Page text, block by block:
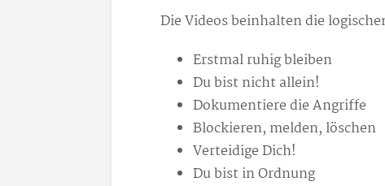
Die Videos beinhalten die
Erstmal ruhig bleiben
Du bist nicht allein!
Dokumentiere die Angriffe
Blockieren, melden, löschen
Verteidige Dich!
Du bist in Ordnung